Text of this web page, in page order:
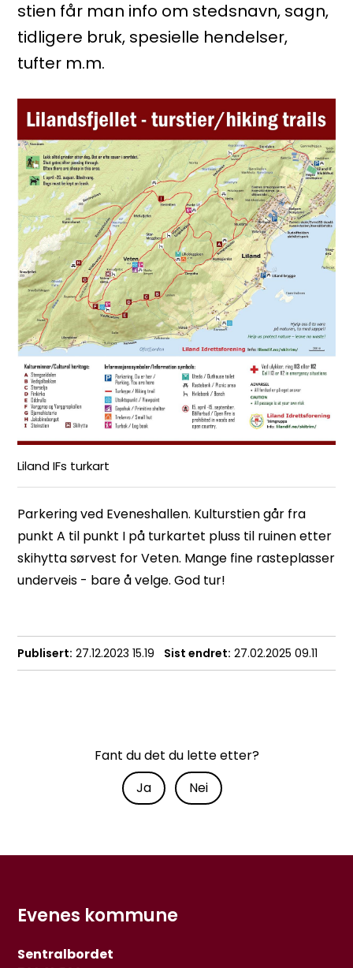
stien får man info om stedsnavn, sagn,
tidligere bruk, spesielle hendelser,
tufter m.m.
Liland IFs turkart
Parkering ved Eveneshallen. Kulturstien går fra
punkt A til punkt I på turkartet pluss til ruinen etter
skihytta sørvest for Veten. Mange fine rasteplasser
underveis - bare å velge. God tur!
Publisert 27.12.2023 15.19 Sist endret 27.02.2025 09.11
Fant du det du lette etter?
Ja
Nei
Evenes kommune
Sentralbordet